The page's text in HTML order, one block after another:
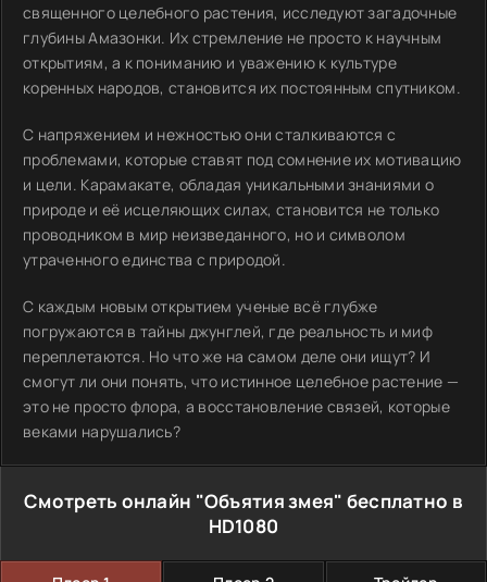
священного целебного растения, исследуют загадочные
глубины Амазонки. Их стремление не просто к научным
открытиям, а к пониманию и уважению к культуре
коренных народов, становится их постоянным спутником.
С напряжением и нежностью они сталкиваются с
проблемами, которые ставят под сомнение их мотивацию
и цели. Карамакате, обладая уникальными знаниями о
природе и её исцеляющих силах, становится не только
проводником в мир неизведанного, но и символом
утраченного единства с природой.
С каждым новым открытием ученые всё глубже
погружаются в тайны джунглей, где реальность и миф
переплетаются. Но что же на самом деле они ищут? И
смогут ли они понять, что истинное целебное растение —
это не просто флора, а восстановление связей, которые
веками нарушались?
Смотреть онлайн "Объятия змея" бесплатно в
HD1080